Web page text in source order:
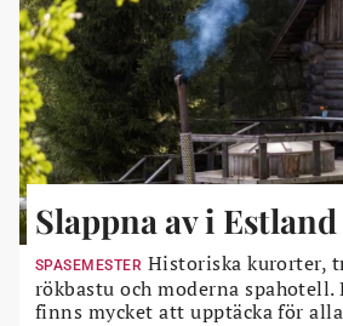
Slappna av i Estland
SPASEMESTER Historiska kurorter,
rökbastu och moderna
finns mycket att upptäcka för